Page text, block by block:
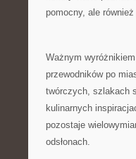
pomocny, ale
Ważnym
przewodników po
twórczych, szlakach
kulinarnych
pozostaje
odsłonach.